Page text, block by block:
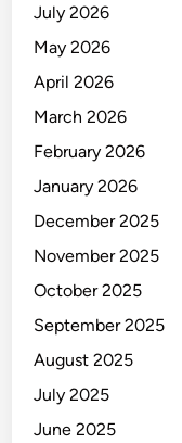
July 2026
May 2026
April 2026
March 2026
February 2026
January 2026
December 2025
November 2025
October 2025
September 2025
August 2025
July 2025
June 2025